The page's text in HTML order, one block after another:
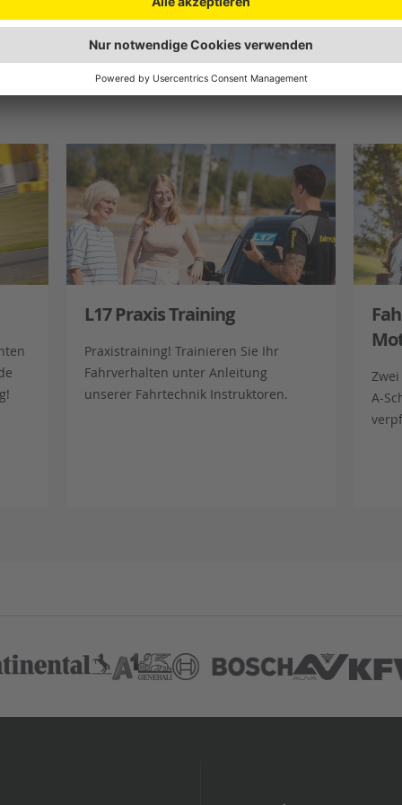
Führerschein / … PKW
L17 Praxis Training
Praxistraining! Trainieren Sie Ihr
Fahrverhalten unter Anleitung
unserer Fahrtechnik Instruktoren.
A-